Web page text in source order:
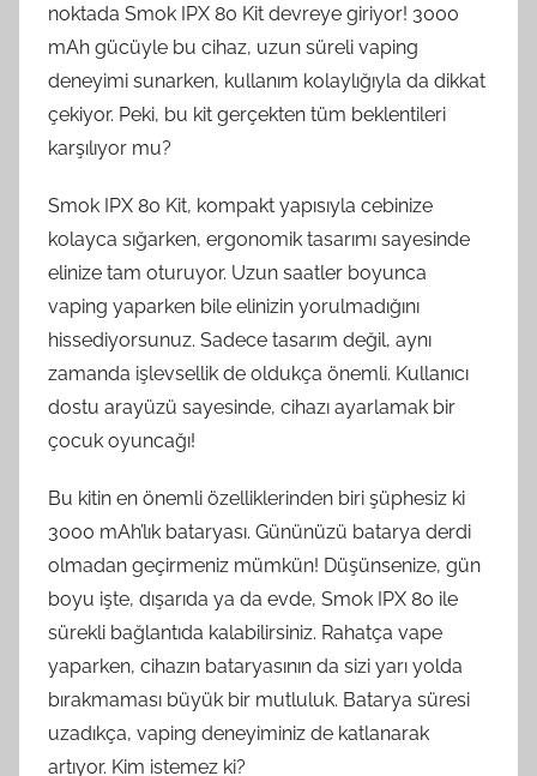
noktada Smok IPX 80 Kit devreye giriyor! 3000
mAh gücüyle bu cihaz, uzun süreli vaping
deneyimi sunarken, kullanım kolaylığıyla da dikkat
çekiyor. Peki, bu kit gerçekten tüm beklentileri
karşılıyor mu?
Smok IPX 80 Kit, kompakt yapısıyla cebinize
kolayca sığarken, ergonomik tasarımı sayesinde
elinize tam oturuyor. Uzun saatler boyunca
vaping yaparken bile elinizin yorulmadığını
hissediyorsunuz. Sadece tasarım değil, aynı
zamanda işlevsellik de oldukça önemli. Kullanıcı
dostu arayüzü sayesinde, cihazı ayarlamak bir
çocuk oyuncağı!
Bu kitin en önemli özelliklerinden biri şüphesiz ki
3000 mAh’lık bataryası. Gününüzü batarya derdi
olmadan geçirmeniz mümkün! Düşünsenize, gün
boyu işte, dışarıda ya da evde, Smok IPX 80 ile
sürekli bağlantıda kalabilirsiniz. Rahatça vape
yaparken, cihazın bataryasının da sizi yarı yolda
bırakmaması büyük bir mutluluk. Batarya süresi
uzadıkça, vaping deneyiminiz de katlanarak
artıyor. Kim istemez ki?